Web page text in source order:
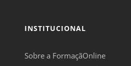
INSTITUCIONAL
Sobre a FormaçãOnline